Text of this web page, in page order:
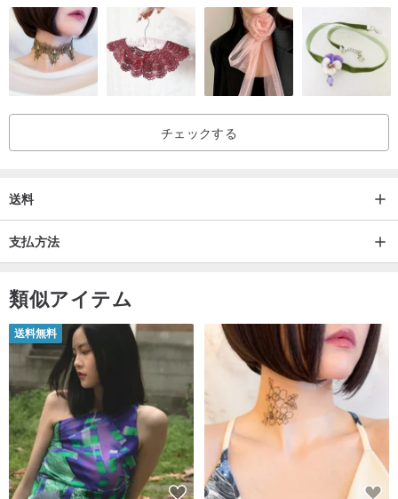
寺院は人々のイワシの印象を変え、イワシの価値を高め、この伝統
的な台湾の産業を活性化する。
練習の面では、素材は革とヤロウで作られていて、同じような色合
いでエレガントで崇高な体験を作り出しています。手作業によるサ
イジングは、ソルガムをよりしっかりとし、落ちないだけでなく、
分野では、祖先製品を完全に手で穿孔し、縫合の細部まで香り付き
品を追加して、セッジの新しいイメージを作り出します。
祖先ホールは地元のハーボーリス・ソサエティ・ソサエティと協力
し、革新的な活動を継続しています。過去100年間の優雅さを再現
するために過去の良い思い出をもたらした製織技術を可能にするユ
ニークなパッケージ料金が各種提供されています。
.................................................. ..................................................
.........................
原産地：台湾
製造方法：手編み+手縫い
チェックする
送料
支払方法
類似アイテム
送料無料